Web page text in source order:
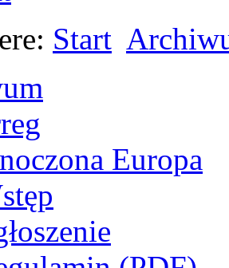
Start
Europa